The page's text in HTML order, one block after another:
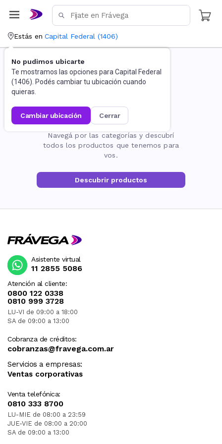
Estás en Capital Federal (1406)
No pudimos ubicarte
Te mostramos las opciones para Capital Federal
(1406). Podés cambiar tu ubicación cuando
quieras.
cambiar ubicación cerrar
La página no existe
Navegá por las categorías y descubrí
todos los productos que tenemos para
vos.
Descubrir productos
Atención al cliente:
0800 122 0338
0810 999 3728
LU-VI de 09:00 a 18:00
SA de 09:00 a 13:00
Cobranza de créditos:
cobranzas@fravega.com.ar
Servicios a empresas:
Ventas corporativas
Venta telefónica:
0810 333 8700
LU-MIE de 08:00 a 23:59
JUE-VIE de 08:00 a 20:00
SA de 09:00 a 13:00
Asistente virtual
11 2855 5086